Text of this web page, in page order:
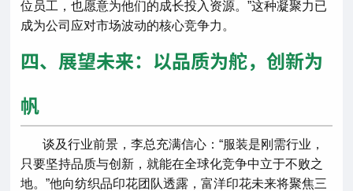
位员工，也愿意为他们的成长投入资源。”这种凝聚力已
成为公司应对市场波动的核心竞争力。
四、展望未来：以品质为舵，创新为
帆
谈及行业前景，李总充满信心：“服装是刚需行业，
只要坚持品质与创新，就能在全球化竞争中立于不败之
地。”他向纺织品印花团队透露，富洋印花未来将聚焦三